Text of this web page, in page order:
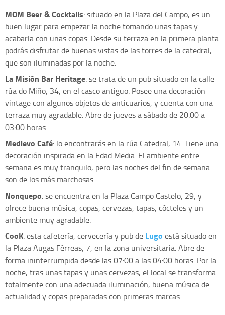
MOM Beer & Cocktails: situado en la Plaza del Campo, es un
buen lugar para empezar la noche tomando unas tapas y
acabarla con unas copas. Desde su terraza en la primera planta
podrás disfrutar de buenas vistas de las torres de la catedral,
que son iluminadas por la noche.
La Misión Bar Heritage: se trata de un pub situado en la calle
rúa do Miño, 34, en el casco antiguo. Posee una decoración
vintage con algunos objetos de anticuarios, y cuenta con una
terraza muy agradable. Abre de jueves a sábado de 20:00 a
03:00 horas.
Medievo Café: lo encontrarás en la rúa Catedral, 14. Tiene una
decoración inspirada en la Edad Media. El ambiente entre
semana es muy tranquilo, pero las noches del fin de semana
son de los más marchosas.
Nonquepo: se encuentra en la Plaza Campo Castelo, 29, y
ofrece buena música, copas, cervezas, tapas, cócteles y un
ambiente muy agradable.
CooK: esta cafetería, cervecería y pub de Lugo está situado en
la Plaza Augas Férreas, 7, en la zona universitaria. Abre de
forma ininterrumpida desde las 07:00 a las 04:00 horas. Por la
noche, tras unas tapas y unas cervezas, el local se transforma
totalmente con una adecuada iluminación, buena música de
actualidad y copas preparadas con primeras marcas.